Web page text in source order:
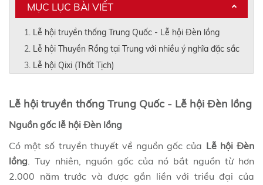
MỤC LỤC BÀI VIẾT
Lễ hội truyền thống Trung Quốc - Lễ hội Đèn lồng
Lễ hội Thuyền Rồng tại Trung với nhiều ý nghĩa đặc sắc
Lễ hội Qixi (Thất Tịch)
Lễ hội truyền thống Trung Quốc - Lễ hội Đèn lồng
Nguồn gốc lễ hội Đèn lồng
Có một số truyền thuyết về nguồn gốc của Lễ hội Đèn
lồng. Tuy nhiên, nguồn gốc của nó bắt nguồn từ hơn
2.000 năm trước và được gắn liền với triều đại của